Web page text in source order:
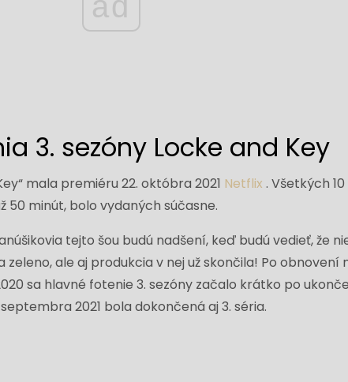
3. sezóny Locke and Key
mala premiéru 22. októbra 2021 Netflix . Všetkých 10
50 minút, bolo vydaných súčasne.
tejto šou budú nadšení, keď budú vedieť, že
ale aj produkcia v nej už skončila! Po obnovení
sa hlavné fotenie 3. sezóny začalo krátko po
2021 bola dokončená aj 3. séria.